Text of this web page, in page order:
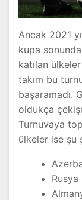
Ancak 2021
kupa
katılan
takım bu
başaramadı.
oldukça
Turnuvaya
ülkeler ise şu
Rusya